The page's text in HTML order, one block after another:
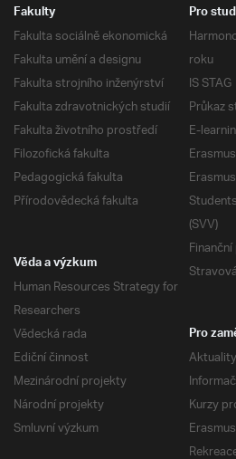
Fakulty
Fakulta sociálně ekonomická
Fakulta umění a designu
Fakulta strojního inženýrství
Fakulta zdravotnických studií
Fakulta životního prostředí
Filozofická fakulta
Pedagogická fakulta
Přírodovědecká fakulta
Pro
roku
IS STAG
Průkaz
E-
(SVV)
Věda a výzkum
Human Resources Strategy for
Researchers
Vědecká rada
Ediční činnost
Mezinárodní projekty
Národní projekty
Smluvní výzkum
Pro
Aktuality
Kurzy